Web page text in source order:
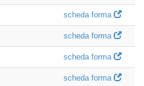
scheda forma
scheda forma
scheda forma
scheda forma